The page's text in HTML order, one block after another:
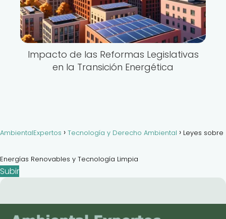
Impacto de las Reformas Legislativas
en la Transición Energética
AmbientalExpertos Tecnología y Derecho Ambiental Leyes sobre
Energías Renovables y Tecnología Limpia
Subir